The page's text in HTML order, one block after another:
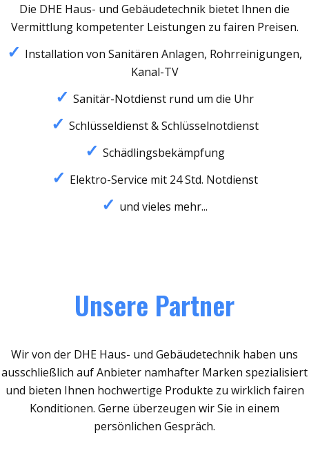
Die DHE Haus- und Gebäudetechnik bietet Ihnen die
Vermittlung kompetenter Leistungen zu fairen Preisen.
Installation von Sanitären Anlagen, Rohrreinigungen,
Kanal-TV
Sanitär-Notdienst rund um die Uhr
Schlüsseldienst & Schlüsselnotdienst
Schädlingsbekämpfung
Elektro-Service mit 24 Std. Notdienst
und vieles mehr...
Unsere Partner
Wir von der DHE Haus- und Gebäudetechnik haben uns
ausschließlich auf Anbieter namhafter Marken spezialisiert
und bieten Ihnen hochwertige Produkte zu wirklich fairen
Konditionen. Gerne überzeugen wir Sie in einem
persönlichen Gespräch.